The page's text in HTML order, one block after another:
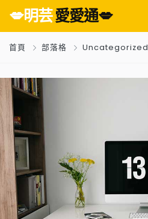
💋明芸愛愛通💋
首頁 部落格 Uncategorized